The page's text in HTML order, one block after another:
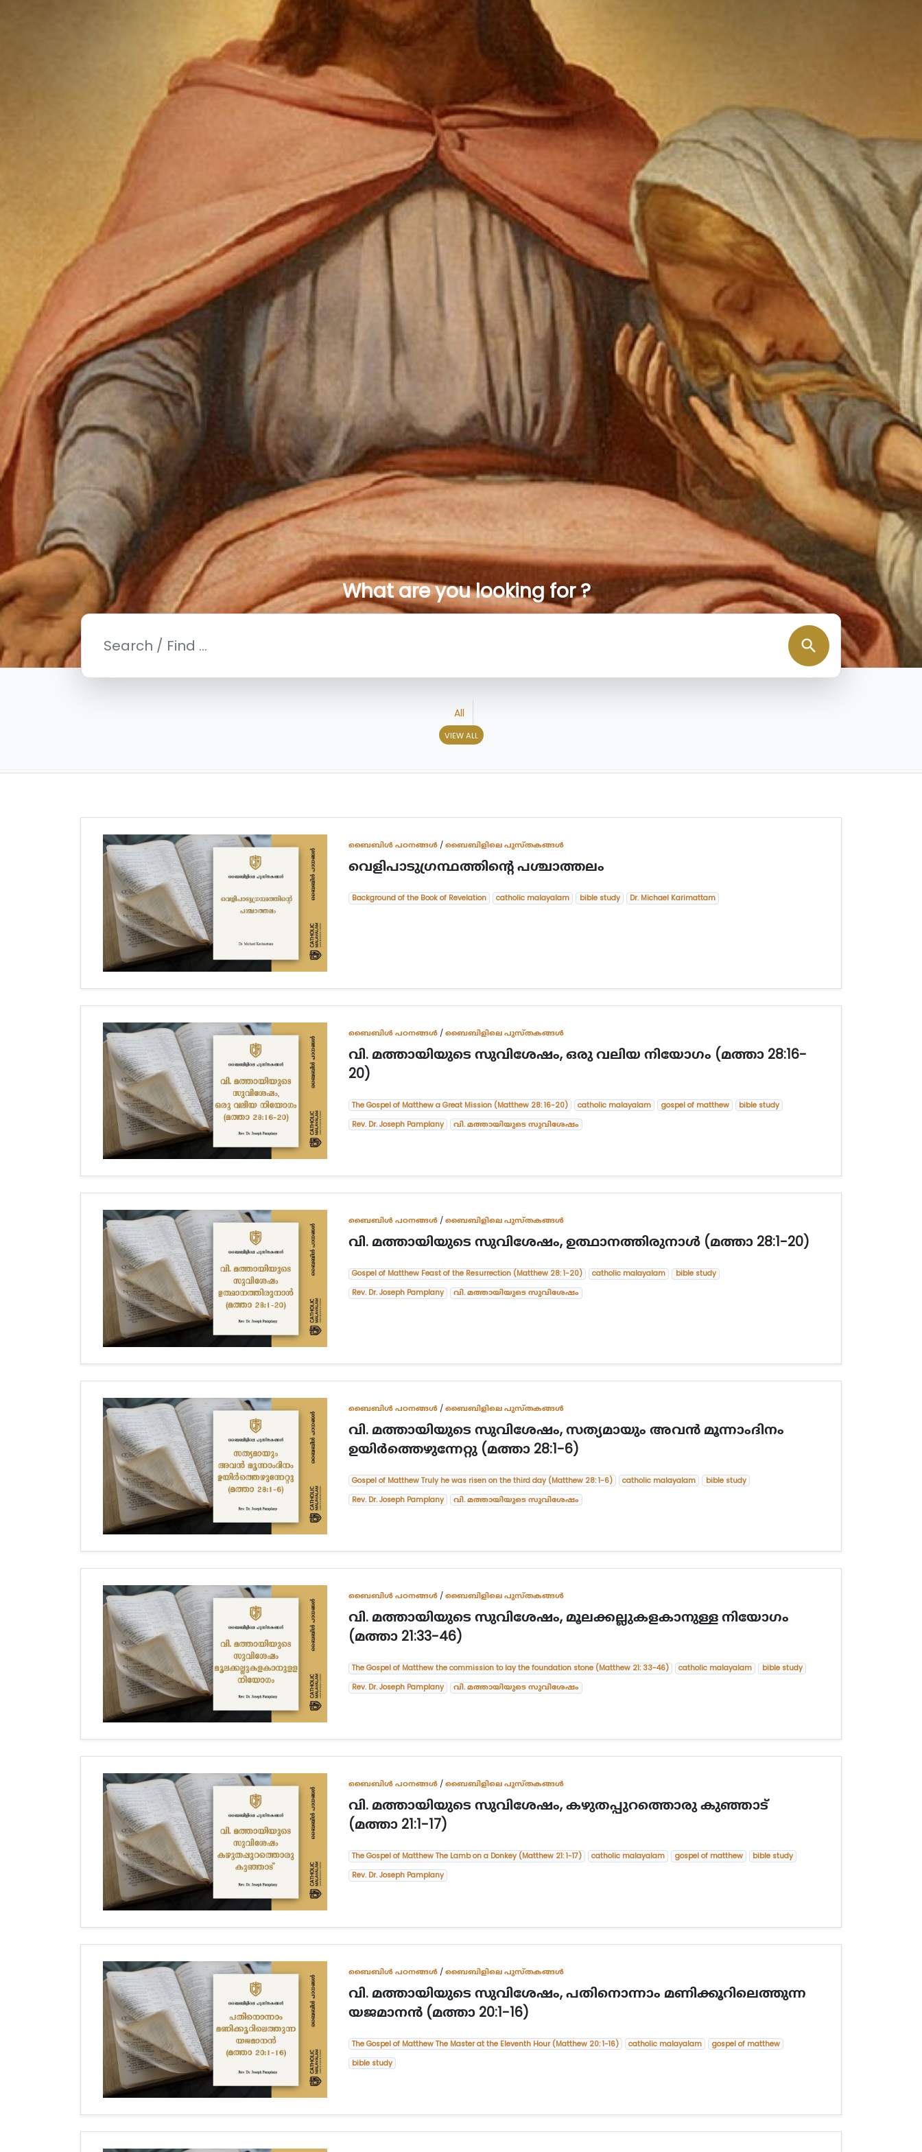
What are you looking for ?
search
All
VIEW ALL
ബൈബിള്‍ പഠനങ്ങള്‍/ബൈബിളിലെ പുസ്തകങ്ങൾ
വെളിപാടുഗ്രന്ഥത്തിന്റെ പശ്ചാത്തലം
Background of the Book of Revelation catholic malayalam bible study Dr. Michael Karimattam
ബൈബിള്‍ പഠനങ്ങള്‍/ബൈബിളിലെ പുസ്തകങ്ങൾ
വി. മത്തായിയുടെ സുവിശേഷം, ഒരു വലിയ നിയോഗം (മത്താ 28:16-
20)
The Gospel of Matthew a Great Mission (Matthew 28: 16-20) catholic malayalam gospel of matthew
bible study
Rev. Dr. Joseph Pamplany
വി. മത്തായിയുടെ സുവിശേഷം
ബൈബിള്‍ പഠനങ്ങള്‍/ബൈബിളിലെ പുസ്തകങ്ങൾ
വി. മത്തായിയുടെ സുവിശേഷം, ഉത്ഥാനത്തിരുനാള്‍ (മത്താ 28:1-20)
Gospel of Matthew Feast of the Resurrection (Matthew 28: 1-20) catholic malayalam
bible study
Rev. Dr. Joseph Pamplany
വി. മത്തായിയുടെ സുവിശേഷം
ബൈബിള്‍ പഠനങ്ങള്‍/ബൈബിളിലെ പുസ്തകങ്ങൾ
വി. മത്തായിയുടെ സുവിശേഷം, സത്യമായും അവന്‍ മൂന്നാംദിനം
ഉയിര്‍ത്തെഴുന്നേറ്റു (മത്താ 28:1-6)
Gospel of Matthew Truly he was risen on the third day (Matthew 28: 1-6) catholic malayalam
bible study
Rev. Dr. Joseph Pamplany
വി. മത്തായിയുടെ സുവിശേഷം
ബൈബിള്‍ പഠനങ്ങള്‍/ബൈബിളിലെ പുസ്തകങ്ങൾ
വി. മത്തായിയുടെ സുവിശേഷം, മൂലക്കല്ലുകളകാനുള്ള നിയോഗം
(മത്താ 21:33-46)
The Gospel of Matthew the commission to lay the foundation stone (Matthew 21: 33-46) catholic malayalam
bible study
Rev. Dr. Joseph Pamplany
വി. മത്തായിയുടെ സുവിശേഷം
ബൈബിള്‍ പഠനങ്ങള്‍/ബൈബിളിലെ പുസ്തകങ്ങൾ
വി. മത്തായിയുടെ സുവിശേഷം, കഴുതപ്പുറത്തൊരു കുഞ്ഞാട്
(മത്താ 21:1-17)
The Gospel of Matthew The Lamb on a Donkey (Matthew 21: 1-17) catholic malayalam gospel of matthew
bible study
Rev. Dr. Joseph Pamplany
ബൈബിള്‍ പഠനങ്ങള്‍/ബൈബിളിലെ പുസ്തകങ്ങൾ
വി. മത്തായിയുടെ സുവിശേഷം, പതിനൊന്നാം മണിക്കൂറിലെത്തുന്ന
യജമാനന്‍ (മത്താ 20:1-16)
The Gospel of Matthew The Master at the Eleventh Hour (Matthew 20: 1-16) catholic malayalam
gospel of matthew
bible study